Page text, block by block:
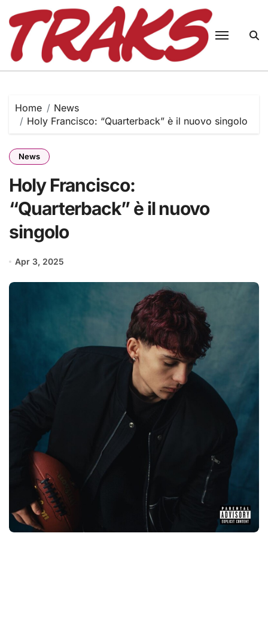
content
Home
News
Holy Francisco: “Quarterback” è il nuovo singolo
News
Holy Francisco:
“Quarterback” è il nuovo
singolo
Apr 3, 2025